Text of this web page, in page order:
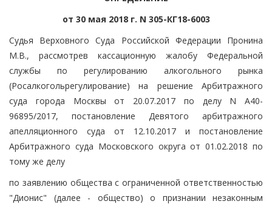
от 30 мая 2018 г. N 305-КГ18-6003
Судья Верховного Суда Российской Федерации Пронина
М.В., рассмотрев кассационную жалобу Федеральной
службы по регулированию алкогольного рынка
(Росалкогольрегулирование) на решение Арбитражного
суда города Москвы от 20.07.2017 по делу N А40-
96895/2017, постановление Девятого арбитражного
апелляционного суда от 12.10.2017 и постановление
Арбитражного суда Московского округа от 01.02.2018 по
тому же делу
по заявлению общества с ограниченной ответственностью
"Дионис" (далее - общество) о признании незаконным